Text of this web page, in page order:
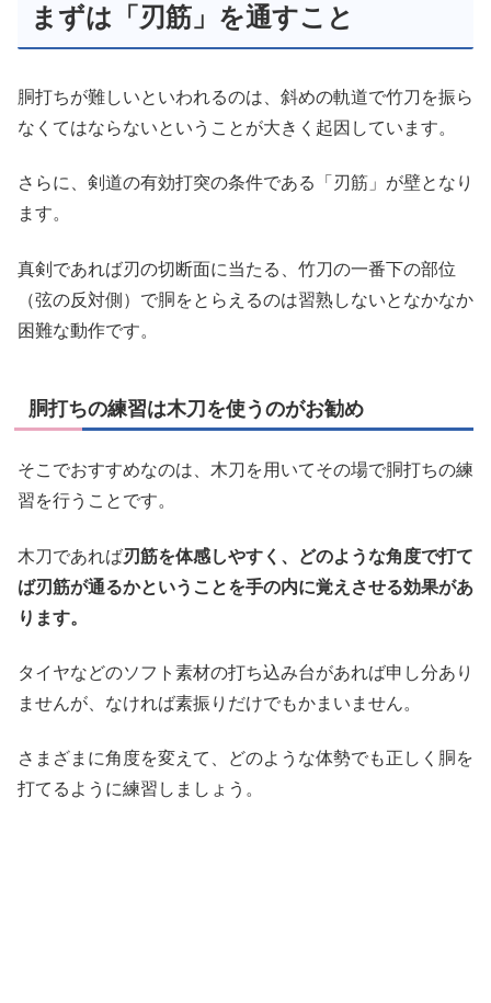
まずは「刃筋」を通すこと
胴打ちが難しいといわれるのは、斜めの軌道で竹刀を振ら
なくてはならないということが大きく起因しています。
さらに、剣道の有効打突の条件である「刃筋」が壁となり
ます。
真剣であれば刃の切断面に当たる、竹刀の一番下の部位
（弦の反対側）で胴をとらえるのは習熟しないとなかなか
困難な動作です。
胴打ちの練習は木刀を使うのがお勧め
そこでおすすめなのは、木刀を用いてその場で胴打ちの練
習を行うことです。
木刀であれば刃筋を体感しやすく、どのような角度で打て
ば刃筋が通るかということを手の内に覚えさせる効果があ
ります。
タイヤなどのソフト素材の打ち込み台があれば申し分あり
ませんが、なければ素振りだけでもかまいません。
さまざまに角度を変えて、どのような体勢でも正しく胴を
打てるように練習しましょう。